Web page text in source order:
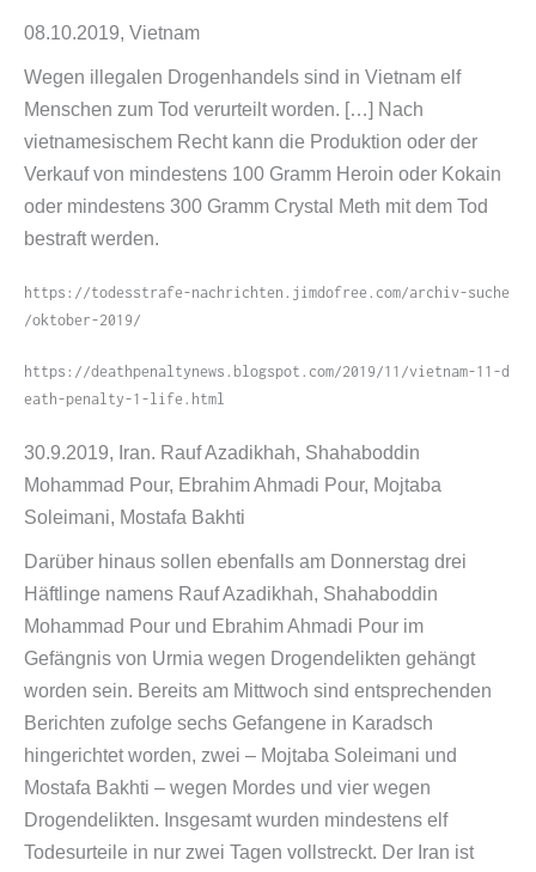
08.10.2019, Vietnam
Wegen illegalen Drogenhandels sind in Vietnam elf
Menschen zum Tod verurteilt worden. […] Nach
vietnamesischem Recht kann die Produktion oder der
Verkauf von mindestens 100 Gramm Heroin oder Kokain
oder mindestens 300 Gramm Crystal Meth mit dem Tod
bestraft werden.
https://​todesstrafe​-nachrichten​.jimdofree​.com/​a​r​c​h​i​v​-​s​u​c​h​e​
/​o​k​t​o​b​e​r​-​2​0​19/
https://​deathpenaltynews​.blogspot​.com/​2​0​1​9​/​1​1​/​v​i​e​t​n​a​m​-​1​1​-​d​
e​a​t​h​-​p​e​n​a​l​t​y​-​1​-​l​i​f​e​.​h​tml
30.9.2019, Iran. Rauf Azadikhah, Shahaboddin
Mohammad Pour, Ebrahim Ahmadi Pour, Mojtaba
Soleimani, Mostafa Bakhti
Darüber hinaus sollen ebenfalls am Donnerstag drei
Häftlinge namens Rauf Azadikhah, Shahaboddin
Mohammad Pour und Ebrahim Ahmadi Pour im
Gefängnis von Urmia wegen Drogendelikten gehängt
worden sein. Bereits am Mittwoch sind entsprechenden
Berichten zufolge sechs Gefangene in Karadsch
hingerichtet worden, zwei – Mojtaba Soleimani und
Mostafa Bakhti – wegen Mordes und vier wegen
Drogendelikten. Insgesamt wurden mindestens elf
Todesurteile in nur zwei Tagen vollstreckt. Der Iran ist